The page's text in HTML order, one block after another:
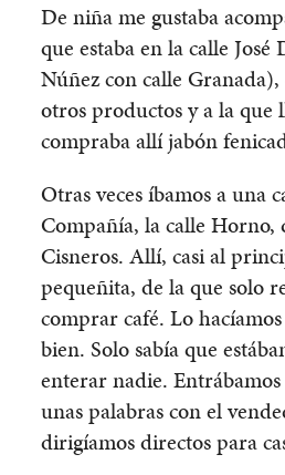
De niña me gustaba
que estaba en la calle
Núñez con calle
otros productos y a la que
compraba allí jabón
Otras veces íbamos a una
Compañía, la calle Horno,
Cisneros. Allí, casi al
pequeñita, de la que solo
comprar café. Lo
bien. Solo sabía que
enterar nadie.
unas palabras con el
dirigíamos directos para